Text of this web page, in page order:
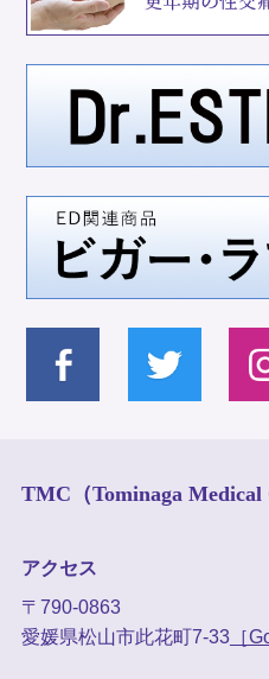
TMC（Tominaga Medical
アクセス
〒790-0863
愛媛県松山市此花町7-33［